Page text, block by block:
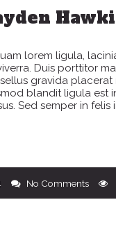
lorem ligula,
Duis porttitor
gravida
blandit ligula est
Sed semper in
No Comments